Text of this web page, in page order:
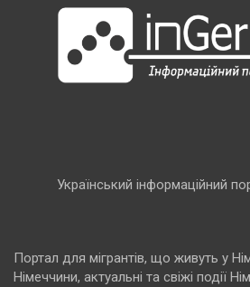
Український інформаційний
Портал для мігрантів, що живуть у
Німеччини, актуальні та свіжі події